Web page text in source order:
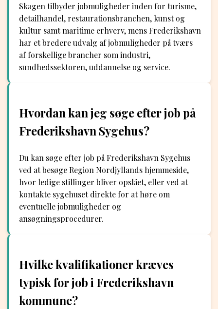
Skagen tilbyder jobmuligheder inden for turisme,
detailhandel, restaurationsbranchen, kunst og
kultur samt maritime erhverv, mens Frederikshavn
har et bredere udvalg af jobmuligheder på tværs
af forskellige brancher som industri,
sundhedssektoren, uddannelse og service.
Hvordan kan jeg søge efter job på
Frederikshavn Sygehus?
Du kan søge efter job på Frederikshavn Sygehus
ved at besøge Region Nordjyllands hjemmeside,
hvor ledige stillinger bliver opslået, eller ved at
kontakte sygehuset direkte for at høre om
eventuelle jobmuligheder og
ansøgningsprocedurer.
Hvilke kvalifikationer kræves
typisk for job i Frederikshavn
kommune?